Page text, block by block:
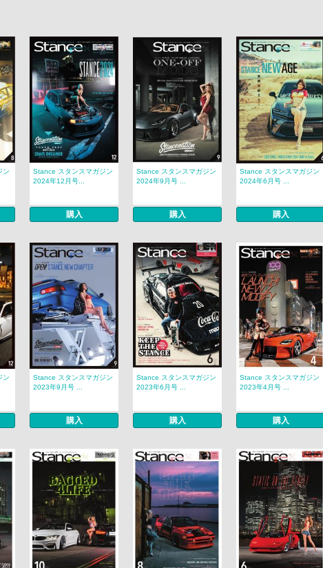
ン
Stance スタンスマガジン
2024年12月号...
購入
Stance スタンスマガジン
2024年9月号 ...
購入
Stance スタンスマガジン
2024年6月号 ...
購入
ン
Stance スタンスマガジン
2023年9月号 ...
購入
Stance スタンスマガジン
2023年6月号 ...
購入
Stance スタンスマガジン
2023年4月号 ...
購入